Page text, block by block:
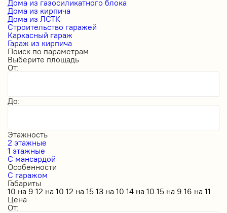
Дома из газосиликатного блока
Дома из кирпича
Дома из ЛСТК
Строительство гаражей
Каркасный гараж
Гараж из кирпича
Поиск по параметрам
Выберите площадь
От:
До:
Этажность
2 этажные
1 этажные
С мансардой
Особенности
С гаражом
Габариты
10 на 9 12 на 10 12 на 15 13 на 10 14 на 10 15 на 9 16 на 11
Цена
От: